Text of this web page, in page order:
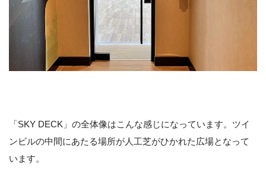
「SKY DECK」の全体像はこんな感じになっています。ツイ
ンビルの中間にあたる場所が人工芝がひかれた広場となって
います。